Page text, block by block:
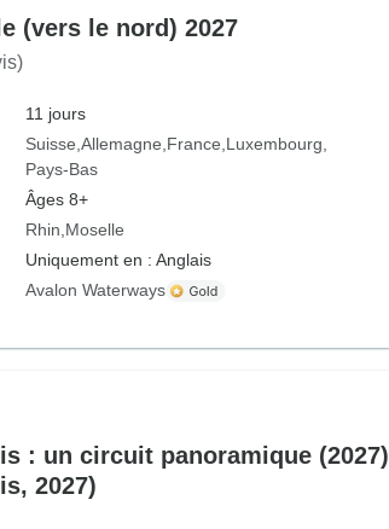
(vers le nord) 2027
11 jours
Suisse Allemagne France Luxembourg
Pays-Bas
Âges 8+
Rhin Moselle
Uniquement en : Anglais
Avalon Waterways
: un circuit panoramique (2027)
2027)